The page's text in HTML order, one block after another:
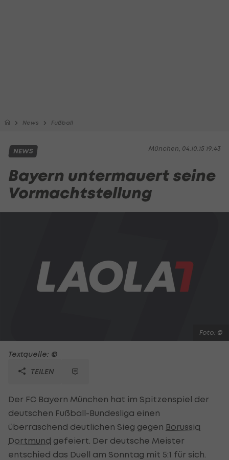
News Fußball
München, 04.10.15 19:43
NEWS
Bayern untermauert seine
Vormachtstellung
Foto: ©
Textquelle: ©
TEILEN
Der FC Bayern München hat im Spitzenspiel der
deutschen Fußball-Bundesliga einen
überraschend deutlichen Sieg gegen Borussia
Dortmund gefeiert. Der deutsche Meister
entschied das Duell am Sonntag mit 5:1 für sich.